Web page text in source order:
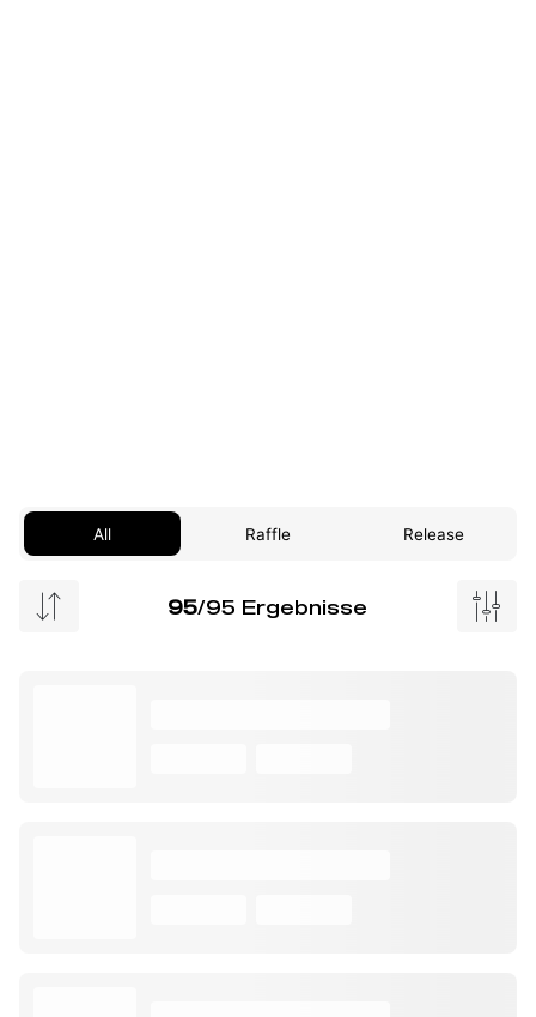
All Raffle Release
95/95 Ergebnisse